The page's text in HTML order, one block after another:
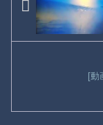
[動